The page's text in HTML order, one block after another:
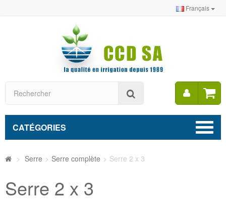
Français
Mon
CATÉGORIES
> Serre > Serre complète > Serre 2 x 3
Serre 2 x 3